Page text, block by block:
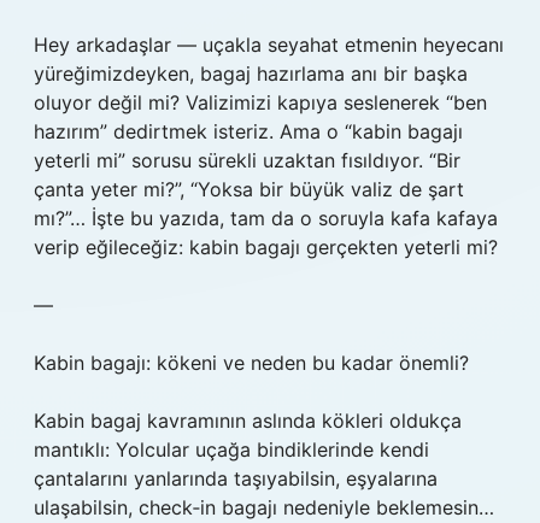
Hey arkadaşlar — uçakla seyahat etmenin heyecanı
yüreğimizdeyken, bagaj hazırlama anı bir başka
oluyor değil mi? Valizimizi kapıya seslenerek “ben
hazırım” dedirtmek isteriz. Ama o “kabin bagajı
yeterli mi” sorusu sürekli uzaktan fısıldıyor. “Bir
çanta yeter mi?”, “Yoksa bir büyük valiz de şart
mı?”… İşte bu yazıda, tam da o soruyla kafa kafaya
verip eğileceğiz: kabin bagajı gerçekten yeterli mi?
—
Kabin bagajı: kökeni ve neden bu kadar önemli?
Kabin bagaj kavramının aslında kökleri oldukça
mantıklı: Yolcular uçağa bindiklerinde kendi
çantalarını yanlarında taşıyabilsin, eşyalarına
ulaşabilsin, check‑in bagajı nedeniyle beklemesin…